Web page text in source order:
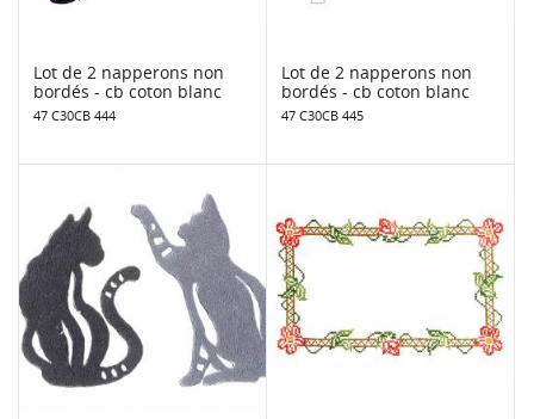
Lot de 2 napperons non
bordés - cb coton blanc
47 C30CB 444
Lot de 2 napperons non
bordés - cb coton blanc
47 C30CB 445